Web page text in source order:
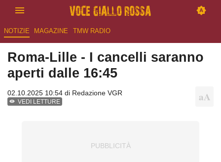
NOTIZIE MAGAZINE TMW RADIO
Roma-Lille - I cancelli saranno
aperti dalle 16:45
02.10.2025 10:54 di Redazione VGR
VEDI LETTURE